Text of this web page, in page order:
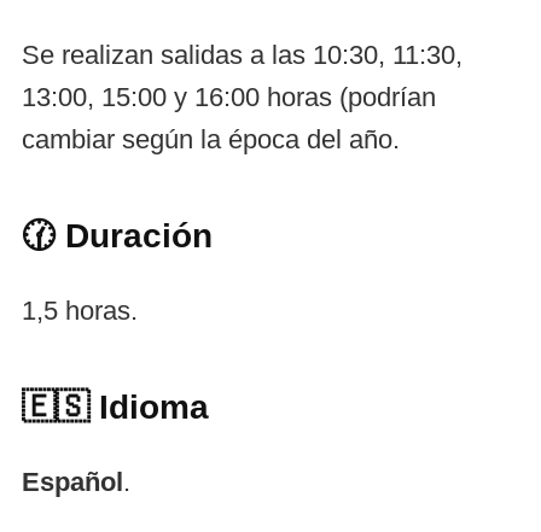
Se realizan salidas a las 10:30, 11:30,
13:00, 15:00 y 16:00 horas (podrían
cambiar según la época del año.
🕜 Duración
1,5 horas.
🇪🇸 Idioma
Español.